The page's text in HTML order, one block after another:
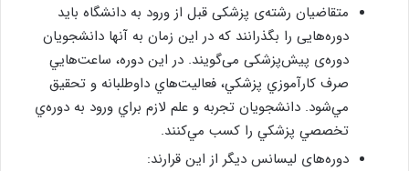
متقاضیان رشته‌ی پزشکی قبل از ورود به دانشگاه باید
دوره‌هایی را بگذرانند که در اين زمان به آنها دانشجویان
دوره‌ی پیش‌پزشکی می‌گویند. در اين دوره، ساعت‌هايي
صرف كارآموزي پزشكي، فعاليت‌هاي داوطلبانه و تحقيق
مي‌شود. دانشجويان تجربه و علم لازم براي ورود به دوره‌ي
تخصصي پزشكي را كسب مي‌كنند.
دوره‌های لیسانس دیگر از این قرارند: